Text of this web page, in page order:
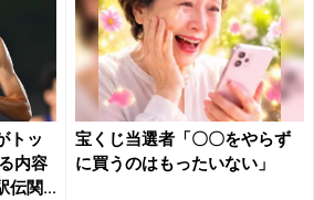
トッ
内容
伝関...
宝くじ当選者「〇〇をやらず
に買うのはもったいない」